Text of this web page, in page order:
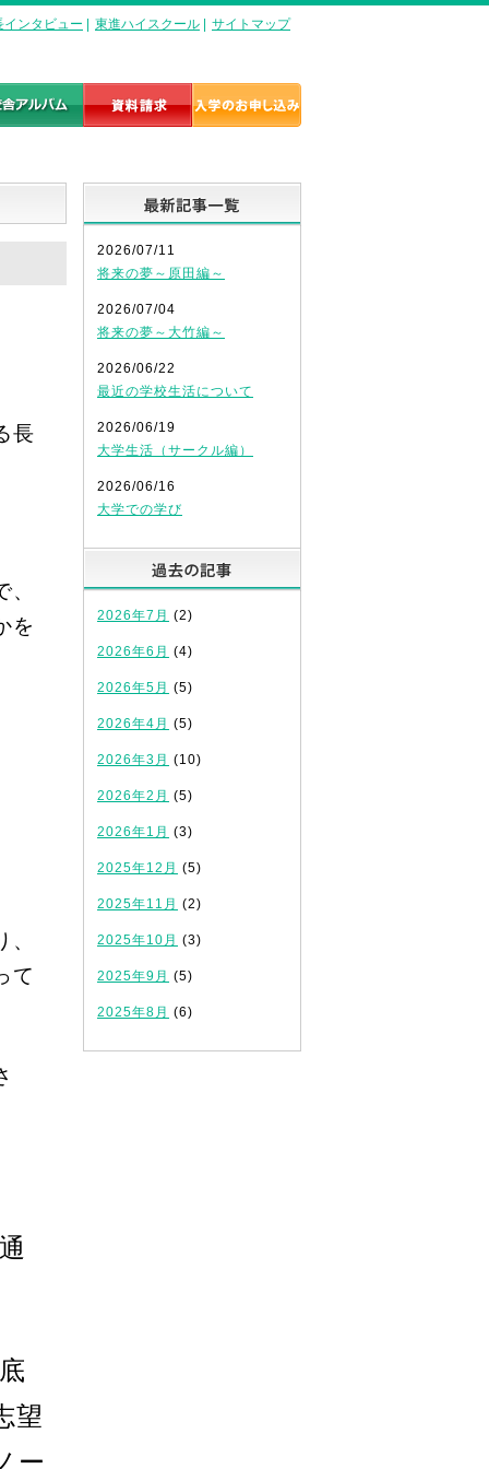
インタビュー 東進ハイスクール サイトマップ
長
を
て
望
ー
2026/07/11
将来の夢～原田編～
2026/07/04
将来の夢～大竹編～
2026/06/22
最近の学校生活について
2026/06/19
大学生活（サークル編）
2026/06/16
大学での学び
2026年7月 (2)
2026年6月 (4)
2026年5月 (5)
2026年4月 (5)
2026年3月 (10)
2026年2月 (5)
2026年1月 (3)
2025年12月 (5)
2025年11月 (2)
2025年10月 (3)
2025年9月 (5)
2025年8月 (6)